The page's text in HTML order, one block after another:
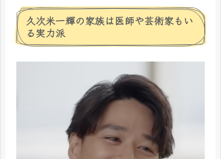
久次米一輝の家族は医師や芸術家もい
る実力派